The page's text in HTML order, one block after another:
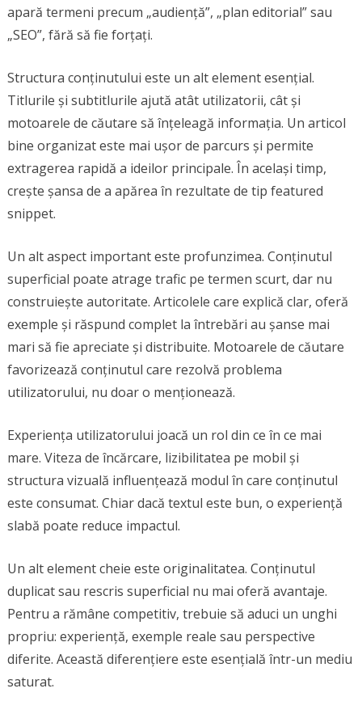
apară termeni precum „audiență”, „plan editorial” sau
„SEO”, fără să fie forțați.
Structura conținutului este un alt element esențial.
Titlurile și subtitlurile ajută atât utilizatorii, cât și
motoarele de căutare să înțeleagă informația. Un articol
bine organizat este mai ușor de parcurs și permite
extragerea rapidă a ideilor principale. În același timp,
crește șansa de a apărea în rezultate de tip featured
snippet.
Un alt aspect important este profunzimea. Conținutul
superficial poate atrage trafic pe termen scurt, dar nu
construiește autoritate. Articolele care explică clar, oferă
exemple și răspund complet la întrebări au șanse mai
mari să fie apreciate și distribuite. Motoarele de căutare
favorizează conținutul care rezolvă problema
utilizatorului, nu doar o menționează.
Experiența utilizatorului joacă un rol din ce în ce mai
mare. Viteza de încărcare, lizibilitatea pe mobil și
structura vizuală influențează modul în care conținutul
este consumat. Chiar dacă textul este bun, o experiență
slabă poate reduce impactul.
Un alt element cheie este originalitatea. Conținutul
duplicat sau rescris superficial nu mai oferă avantaje.
Pentru a rămâne competitiv, trebuie să aduci un unghi
propriu: experiență, exemple reale sau perspective
diferite. Această diferențiere este esențială într-un mediu
saturat.